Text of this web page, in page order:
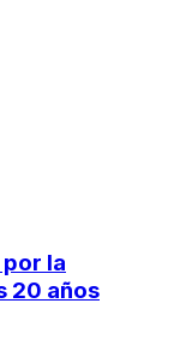
la
20 años